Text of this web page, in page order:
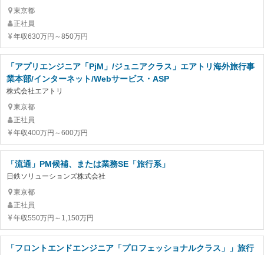
東京都
正社員
年収630万円～850万円
「アプリエンジニア「PjM」/ジュニアクラス」エアトリ海外旅行事
業本部/インターネット/Webサービス・ASP
株式会社エアトリ
東京都
正社員
年収400万円～600万円
「流通」PM候補、または業務SE「旅行系」
日鉄ソリューションズ株式会社
東京都
正社員
年収550万円～1,150万円
「フロントエンドエンジニア「プロフェッショナルクラス」」旅行